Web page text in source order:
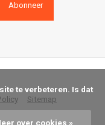
Abonneer
Sitemap
over cookies »